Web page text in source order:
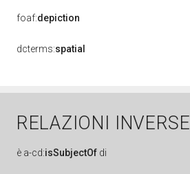
foaf:depiction
dcterms:spatial
RELAZIONI INVERSE
è a-cd:isSubjectOf di